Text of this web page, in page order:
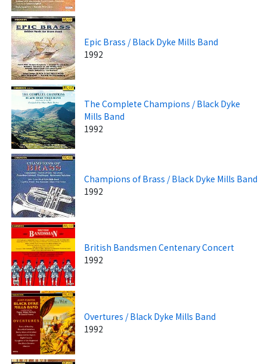
Epic Brass / Black Dyke Mills Band
1992
The Complete Champions / Black Dyke
Mills Band
1992
Champions of Brass / Black Dyke Mills Band
1992
British Bandsmen Centenary Concert
1992
Overtures / Black Dyke Mills Band
1992